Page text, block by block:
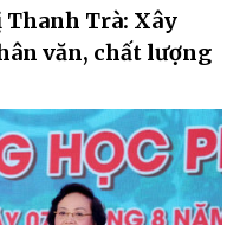
Trà: Xây
văn, chất lượng